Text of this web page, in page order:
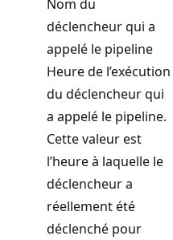
Nom du
déclencheur qui a
appelé le pipeline
Heure de l’exécution
du déclencheur qui
a appelé le pipeline.
Cette valeur est
l’heure à laquelle le
déclencheur a
réellement été
déclenché pour